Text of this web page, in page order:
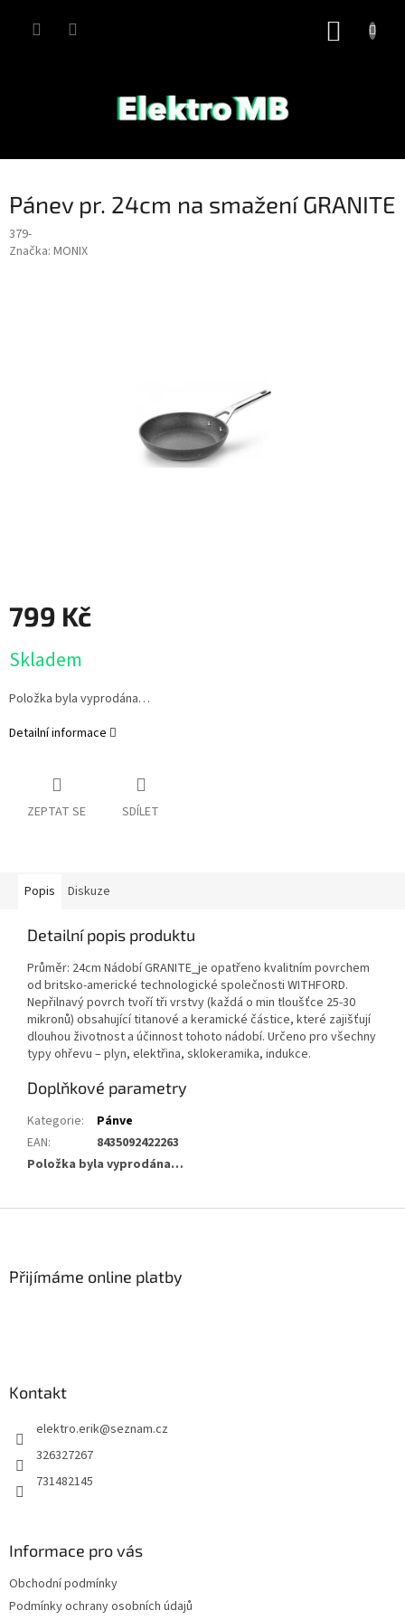
Pánev pr. 24cm na smažení GRANITE
379-
Značka: MONIX
799 Kč
cena:
Skladem
Položka byla vyprodána…
Detailní informace
ZEPTAT SE SDÍLET
Popis Diskuze
Detailní popis produktu
Průměr: 24cm Nádobí GRANITE_je opatřeno kvalitním povrchem
od britsko-americké technologické společnosti WITHFORD.
Nepřilnavý povrch tvoří tři vrstvy (každá o min tloušťce 25-30
mikronů) obsahující titanové a keramické částice, které zajišťují
dlouhou životnost a účinnost tohoto nádobí. Určeno pro všechny
typy ohřevu – plyn, elektřina, sklokeramika, indukce.
Doplňkové parametry
Kategorie:
Pánve
EAN:
8435092422263
Položka byla vyprodána…
Přijímáme online platby
Kontakt
elektro.erik@seznam.cz
326327267
731482145
Informace pro vás
Obchodní podmínky
Podmínky ochrany osobních údajů